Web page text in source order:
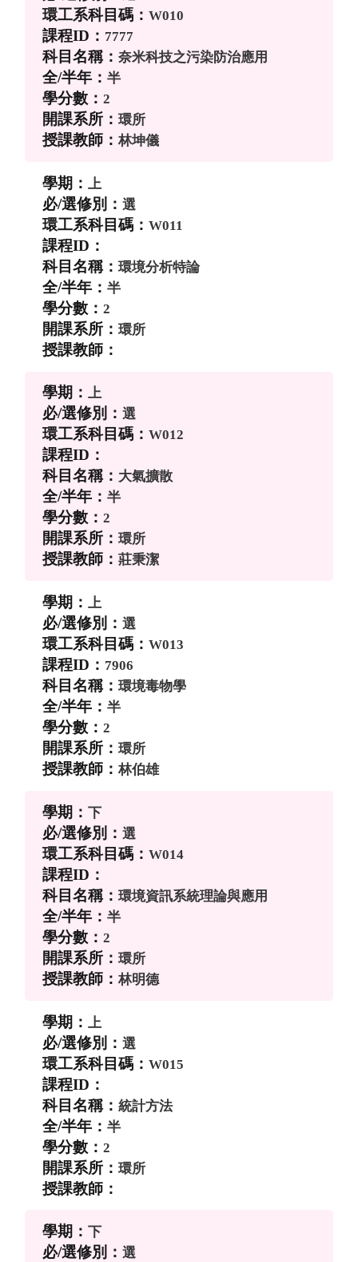
W010
7777
奈米科技之污染防治應用
半
2
環所
林坤儀
上
選
W011
環境分析特論
半
2
環所
上
選
W012
大氣擴散
半
2
環所
莊秉潔
上
選
W013
7906
環境毒物學
半
2
環所
林伯雄
下
選
W014
環境資訊系統理論與應用
半
2
環所
林明德
上
選
W015
統計方法
半
2
環所
下
選